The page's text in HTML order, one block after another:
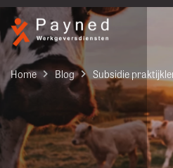
Home Blog Subsidie